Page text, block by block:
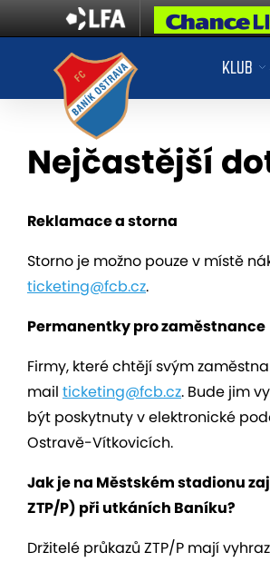
KLUB
Nejčastější
Reklamace a storna
Storno je možno pouze v místě
ticketing@fcb.cz.
Permanentky pro zaměstnance
Firmy, které chtějí svým
mail ticketing@fcb.cz. Bude jim
být poskytnuty v elektronické
Ostravě-Vítkovicích.
Jak je na Městském stadionu
ZTP/P) při utkáních Baníku?
Držitelé průkazů ZTP/P mají